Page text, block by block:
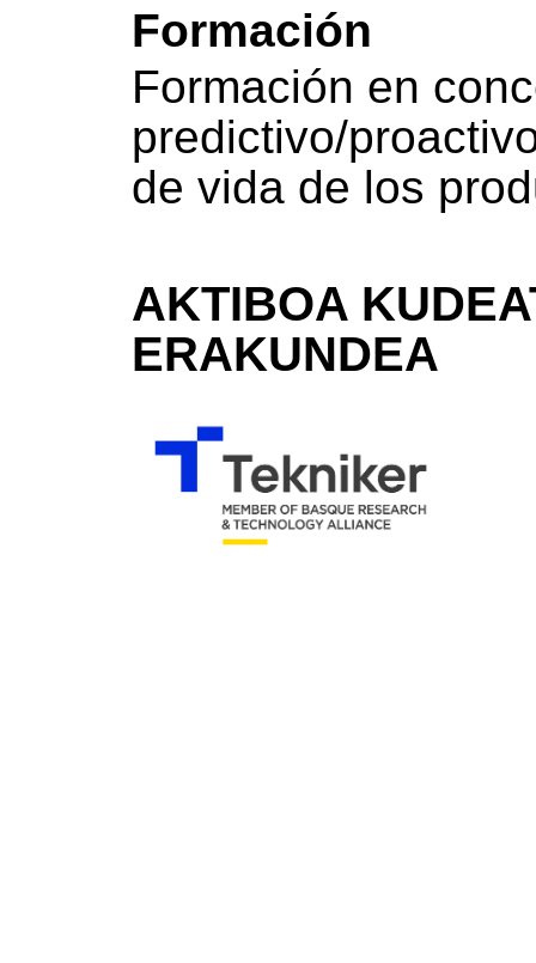
Formación
Formación en
predictivo/
de vida de los
AKTIBOA
ERAKUNDEA